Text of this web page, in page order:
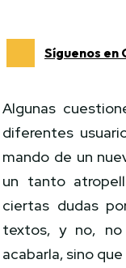
Síguenos en
Algunas
diferentes
mando de un
un tanto
ciertas dudas
textos, y no,
acabarla, sino